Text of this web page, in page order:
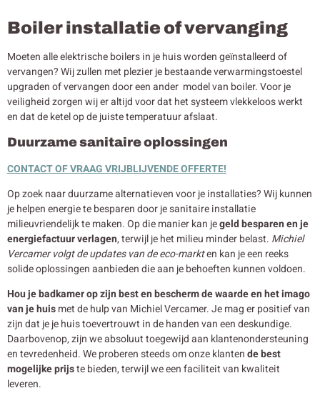
Boiler installatie of vervanging
Moeten alle elektrische boilers in je huis worden geïnstalleerd of
vervangen? Wij zullen met plezier je bestaande verwarmingstoestel
upgraden of vervangen door een ander model van boiler. Voor je
veiligheid zorgen wij er altijd voor dat het systeem vlekkeloos werkt
en dat de ketel op de juiste temperatuur afslaat.
Duurzame sanitaire oplossingen
CONTACT OF VRAAG VRIJBLIJVENDE OFFERTE!
Op zoek naar duurzame alternatieven voor je installaties? Wij kunnen
je helpen energie te besparen door je sanitaire installatie
milieuvriendelijk te maken. Op die manier kan jegeld besparen en je
energiefactuur verlagen, terwijl je het milieu minder belast. Michiel
Vercamer volgt de updates van de eco-markten kan je een reeks
solide oplossingen aanbieden die aan je behoeften kunnen voldoen.
Hou je badkamer op zijn best en bescherm de waarde en het imago
van je huismet de hulp van Michiel Vercamer. Je mag er positief van
zijn dat je je huis toevertrouwt in de handen van een deskundige.
Daarbovenop, zijn we absoluut toegewijd aan klantenondersteuning
en tevredenheid. We proberen steeds om onze klantende best
mogelijke prijste bieden, terwijl we een faciliteit van kwaliteit
leveren.